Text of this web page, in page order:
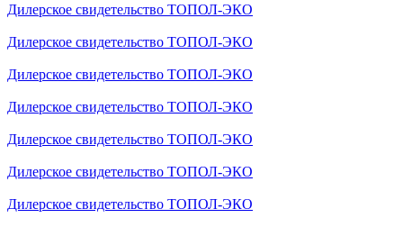
Дилерское свидетельство ТОПОЛ-ЭКО
Дилерское свидетельство ТОПОЛ-ЭКО
Дилерское свидетельство ТОПОЛ-ЭКО
Дилерское свидетельство ТОПОЛ-ЭКО
Дилерское свидетельство ТОПОЛ-ЭКО
Дилерское свидетельство ТОПОЛ-ЭКО
Дилерское свидетельство ТОПОЛ-ЭКО